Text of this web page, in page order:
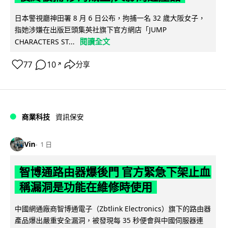
日本警視廳神田署 8 月 6 日公布，拘捕一名 32 歲大阪女子，
指她涉嫌在出版巨頭集英社旗下官方網店「JUMP
CHARACTERS ST...
閱讀全文
77 10 ↗ 分享
商業科技 資訊保安
Vin 1 日
智博通路由器爆後門 官方緊急下架止血
稱漏洞是功能在維修時使用
中國網通廠商智博通電子（Zbtlink Electronics）旗下的路由器
產品爆出嚴重安全漏洞，被發現每 35 秒便會與中國伺服器連